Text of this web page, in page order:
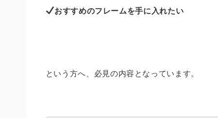
おすすめのフレームを手に入れたい
という方へ、必見の内容となっています。